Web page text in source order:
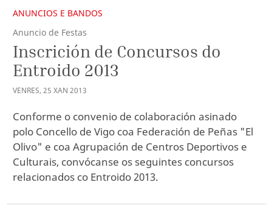
ANUNCIOS E BANDOS
Anuncio de Festas
Inscrición de Concursos do
Entroido 2013
VENRES, 25 XAN 2013
Conforme o convenio de colaboración asinado
polo Concello de Vigo coa Federación de Peñas "El
Olivo" e coa Agrupación de Centros Deportivos e
Culturais, convócanse os seguintes concursos
relacionados co Entroido 2013.